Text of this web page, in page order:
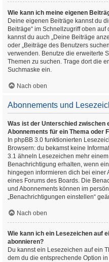
Wie kann ich meine eigenen
Deine eigenen Beiträge kannst du
Beiträge“ im Schnellzugriff oben
kannst du auch „Deine Beiträge
oder „Beiträge des Benutzers
verwenden. Benutze die erweiterte
Themen zu suchen. Trage dort die
Suchmaske ein.
Nach oben
Abonnements und
Was ist der Unterschied zwischen
Abonnements für ein Thema oder
In phpBB 3.0 funktionierten
Browsern: du bekamst keine
3.1 ähneln Lesezeichen mehr
Benachrichtigung erhalten, wenn
hingegen informieren dich bei einer
eines Forums des Boards. Die
und Abonnements können im
„Benachrichtigungen einstellen“
Nach oben
Wie kann ich ein Lesezeichen auf
abonnieren?
Du kannst ein Lesezeichen auf ein
dem du die entsprechende Option